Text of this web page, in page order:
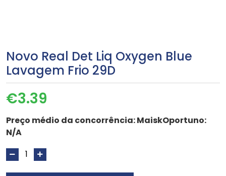
Novo Real Det Liq Oxygen Blue
Lavagem Frio 29D
€3.39
Preço médio da concorrência:MaiskOportuno:
N/A